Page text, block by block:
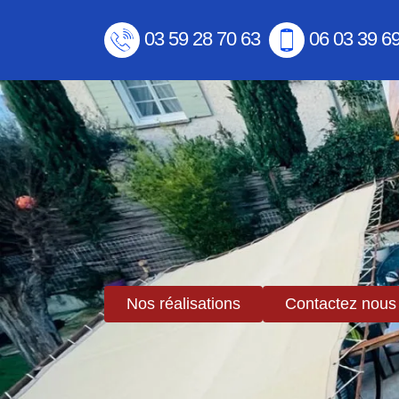
03 59 28 70 63 06 03 39
Nos réalisations Contactez nous